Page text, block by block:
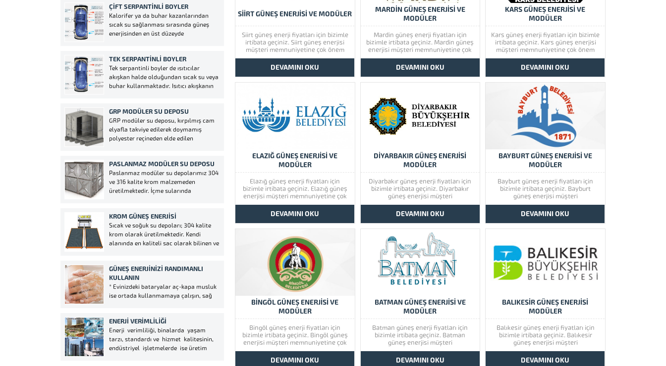
SİİRT GÜNEŞ ENERJİSİ VE MODÜLER
Siirt güneş enerji fiyatları için bizimle
irtibata geçiniz. Siirt güneş enerjisi
müşteri memnuniyetine çok önem
vermektedir. Siirt güneş enerjisinin
kaliteli ürünlerini görmek için lütfen
ürünlerimize bir göz atınız. Türkiye’de
başta güney doğu olmak üzere tüm
DEVAMINI OKU
MARDİN GÜNEŞ ENERJİSİ VE
MODÜLER
Mardin güneş enerji fiyatları için
bizimle irtibata geçiniz. Mardin güneş
enerjisi müşteri memnuniyetine çok
önem vermektedir. Mardin güneş
enerjisinin kaliteli ürünlerini görmek
için lütfen ürünlerimize bir göz atınız.
Türkiye’de başta güney doğu olmak
DEVAMINI OKU
KARS GÜNEŞ ENERJİSİ VE
MODÜLER
Kars güneş enerji fiyatları için bizimle
irtibata geçiniz. Kars güneş enerjisi
müşteri memnuniyetine çok önem
vermektedir. Kars güneş enerjisinin
kaliteli ürünlerini görmek için lütfen
ürünlerimize bir göz atınız. Türkiye’de
başta güney doğu olmak üzere tüm
illerimizde hizmet vermekteyiz. Tüm
soru,...
DEVAMINI OKU
ELAZIĞ GÜNEŞ ENERJİSİ VE
MODÜLER
Elazığ güneş enerji fiyatları için
bizimle irtibata geçiniz. Elazığ güneş
enerjisi müşteri memnuniyetine çok
önem vermektedir. Elazığ güneş
enerjisinin kaliteli ürünlerini görmek
için lütfen ürünlerimize bir göz atınız.
Türkiye’de başta güney doğu olmak
vermekteyiz. Tüm soru,...
DEVAMINI OKU
DİYARBAKIR GÜNEŞ ENERJİSİ
MODÜLER
Diyarbakır güneş enerji fiyatları için
bizimle irtibata geçiniz. Diyarbakır
güneş enerjisi müşteri
memnuniyetine çok önem
vermektedir. Diyarbakır güneş
enerjisinin kaliteli ürünlerini görmek
için lütfen ürünlerimize bir göz atınız.
Türkiye’de başta güney doğu olmak
üzere tüm illerimizde hizmet
vermekteyiz. Tüm soru,...
DEVAMINI OKU
BAYBURT GÜNEŞ ENERJİSİ VE
MODÜLER
Bayburt güneş enerji fiyatları için
bizimle irtibata geçiniz. Bayburt
güneş enerjisi müşteri
memnuniyetine çok önem
vermektedir. Bayburt güneş
enerjisinin kaliteli ürünlerini görmek
için lütfen ürünlerimize bir göz atınız.
vermekteyiz. Tüm soru,...
DEVAMINI OKU
BİNGÖL GÜNEŞ ENERJİSİ VE
MODÜLER
Bingöl güneş enerji fiyatları için
bizimle irtibata geçiniz. Bingöl güneş
enerjisi müşteri memnuniyetine çok
önem vermektedir. Bingöl güneş
enerjisinin kaliteli ürünlerini görmek
DEVAMINI OKU
BATMAN GÜNEŞ ENERJİSİ VE
MODÜLER
Batman güneş enerji fiyatları için
bizimle irtibata geçiniz. Batman
güneş enerjisi müşteri
memnuniyetine çok önem
vermektedir. Batman güneş
DEVAMINI OKU
BALIKESİR GÜNEŞ ENERJİSİ
MODÜLER
Balıkesir güneş enerji fiyatları için
bizimle irtibata geçiniz. Balıkesir
güneş enerjisi müşteri
memnuniyetine çok önem
vermektedir. Balıkesir güneş
DEVAMINI OKU
şeklindedir. Panel klasik güneş
enerjilerinin suyu ısıtmaya yarayan
bölümüdür. Panel çeşitleri; Alüminyum
panel, Bakır panel, Siyah çelik panel,...
ÇIFT SERPANTINLI BOYLER
Kalorifer ya da buhar kazanlarından
sıcak su sağlanması sırasında güneş
enerjisinden en üst düzeyde
sistemine bağlanır. Güneş enerjisinden
elde edilen sıcak suyun vermiş olduğu
ısıyı kullanım suyuna aktarır.
Kullanımdaki sıcak suyu önceden...
TEK SERPANTINLI BOYLER
Tek serpantinli boyler de ısıtıcılar
akışkan halde olduğundan sıcak su veya
buhar kullanmaktadır. Isıtıcı akışkanın
alanındaki suya aktarılır. Boylerin
pompası tarafından kontrol edilen
tesisatı, sadece ve sadece ihtiyaç...
GRP MODÜLER SU DEPOSU
GRP modüler su deposu, kırpılmış cam
elyafla takviye edilerek doymamış
polyester reçineden elde edilen
altında kürlenmesi ile üretilir. Paneller
yüksek tonajlı presler makineların 150°C
dereceyle ısıtılmış kalıplarda imalatı
yapılmaktadır. Kullanılan...
PASLANMAZ MODÜLER SU DEPOSU
Paslanmaz modüler su depolarımız 304
ve 316 kalite krom malzemeden
üretilmektedir. İçme sularında
Kimyasal bileşeni %18 krom ve %8 nikel
içerdiği için korozyona karşı daha
dirençli olmaktadır.
KROM GÜNEŞ ENERJISI
Sıcak ve soğuk su depoları; 304 kalite
krom olarak üretilmektedir. Kendi
alanında en kaliteli sac olarak bilinen ve
depolarımız granit sac, galvanizli sac ve
benzeri malzemelere oranla
kıyaslanamaz derecede uzun
ömürlüdür....
GÜNEŞ ENERJINIZI RANDIMANLI
KULLANIN
* Evinizdeki bataryalar aç-kapa musluk
ise ortada kullanmamaya çalışın, sağ
verimi düşecektir. Kışları yeteri kadar su
alamazsınız. * Güneş Enerjisinin suyunu
sık sık kullanırsanız eğer bir tabak, bir
bardak, bir kaşık,...
ENERJI VERIMLILIĞI
Enerji verimliliği, binalarda yaşam
tarzı, standardı ve hizmet kalitesinin,
endüstriyel işletmelerde ise üretim